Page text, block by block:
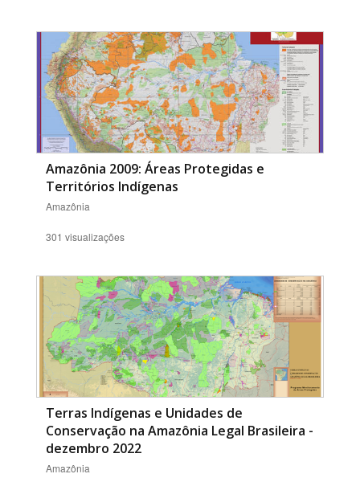
Amazônia 2009: Áreas Protegidas e
Territórios Indígenas
Amazônia
301 visualizações
Terras Indígenas e Unidades de
Conservação na Amazônia Legal Brasileira -
dezembro 2022
Amazônia